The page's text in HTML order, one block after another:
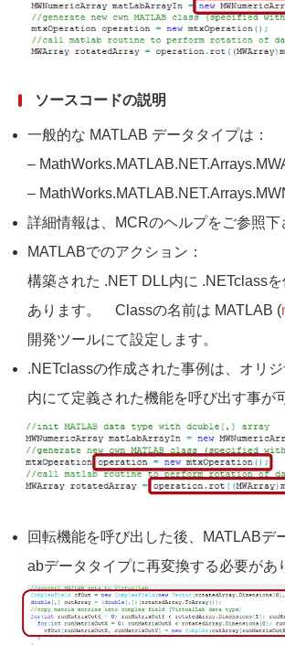
ソースコードの説明
一般的な MATLAB データタイプは：
‒
‒
詳細情報は、MCRのヘルプをご参照下
MATLABでのアクション：
構築された .NET DLL内に .NETclass
あります。 Classの名前は MATLAB (
開発ツールにて設定します。
.NETclassの作成された事例は、オリ
内にて定義された機能を呼び出す事が
回転機能を呼び出した後、MATLABデ
abデータタイプに再変換する必要があ